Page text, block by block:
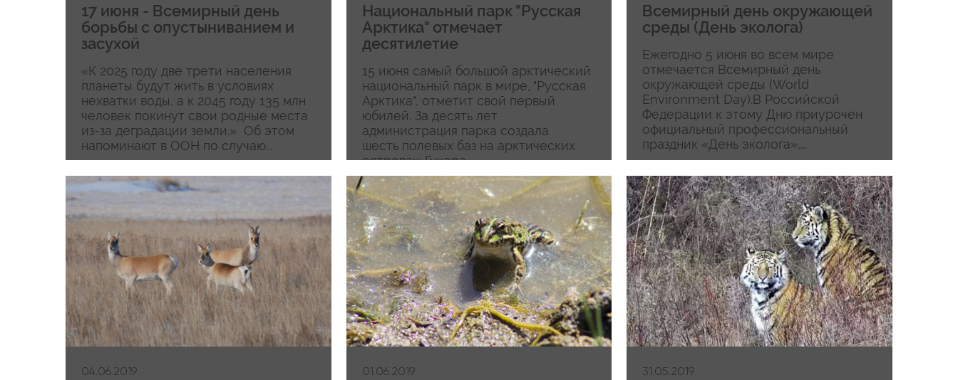
17 июня - Всемирный день
борьбы с опустыниванием и
засухой
«К 2025 году две трети населения
планеты будут жить в условиях
нехватки воды, а к 2045 году 135 млн
человек покинут свои родные места
из-за деградации земли.» Об этом
напоминают в ООН по случаю...
Национальный парк "Русская
Арктика" отмечает
десятилетие
15 июня самый большой арктический
национальный парк в мире, "Русская
Арктика", отметит свой первый
юбилей. За десять лет
администрация парка создала
шесть полевых баз на арктических
островах: Гукера...
Всемирный день окружающей
среды (День эколога)
Ежегодно 5 июня во всем мире
отмечается Всемирный день
окружающей среды (World
Environment Day).В Российской
Федерации к этому Дню приурочен
официальный профессиональный
праздник «День эколога»,...
04.06.2019 01.06.2019 31.05.2019